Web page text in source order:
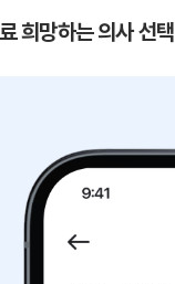
희망하는 의사 선택